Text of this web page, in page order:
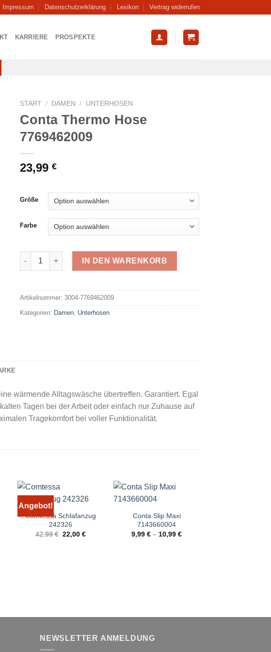
Impressum Datenschutzerklärung Lexikon Vertrag widerrufen
KARRIERE PROSPEKTE
START / DAMEN / UNTERHOSEN
Conta Thermo Hose
7769462009
23,99€
Größe
Farbe
Conta Thermo Hose 7769462009 Menge
IN DEN WARENKORB
Artikelnummer:3004-7769462009
Kategorien: Damen Unterhosen
wärmende Alltagswäsche übertreffen. Garantiert. Egal
Tagen bei der Arbeit oder einfach nur Zuhause auf
Tragekomfort bei voller Funktionalität.
Angebot!
Comtessa Schlafanzug
242326
42,99€ Ursprünglicher
22,00€Aktueller
Conta Slip Maxi
7143660004
9,99€ – 10,99€
NEWSLETTER ANMELDUNG